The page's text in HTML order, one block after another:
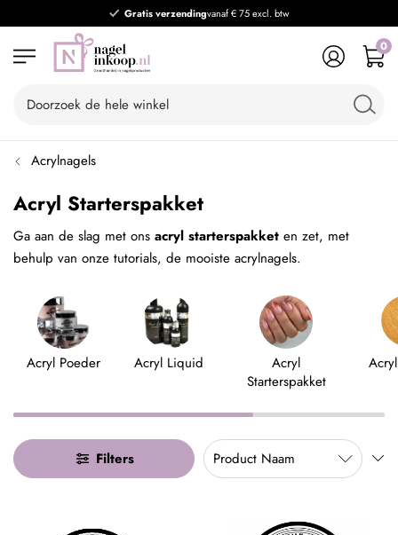
Gratis verzendingvanaf € 75 excl. btw
0
Acrylnagels
Acryl Starterspakket
Ga aan de slag met ons acryl starterspakket en zet, met
behulp van onze tutorials, de mooiste acrylnagels.
Acryl Poeder Acryl Liquid
Acryl
Starterspakket
Filters